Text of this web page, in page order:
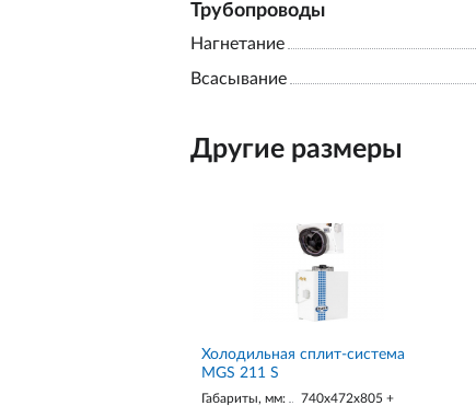
Трубопроводы
Нагнетание
Всасывание
Другие размеры
Холодильная сплит-система
MGS 211 S
Габариты, мм:
740x472x805 +